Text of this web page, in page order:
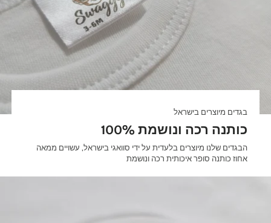
בגדים מיוצרים בישראל
100% כותנה רכה ונושמת
הבגדים שלנו מיוצרים בלעדית על ידי סוואגי בישראל, עשויים ממאה
אחוז כותנה סופר איכותית רכה ונושמת